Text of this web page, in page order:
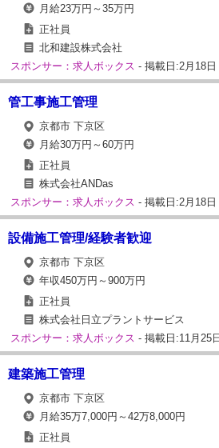
月給23万円～35万円
正社員
北和建設株式会社
スポンサー：求人ボックス - 掲載日:2月18日
管工事施工管理
京都市 下京区
月給30万円～60万円
正社員
株式会社ANDas
スポンサー：求人ボックス - 掲載日:2月18日
設備施工管理/経験者歓迎
京都市 下京区
年収450万円～900万円
正社員
株式会社日立プラントサービス
スポンサー：求人ボックス - 掲載日:11月25日
建築施工管理
京都市 下京区
月給35万7,000円～42万8,000円
正社員